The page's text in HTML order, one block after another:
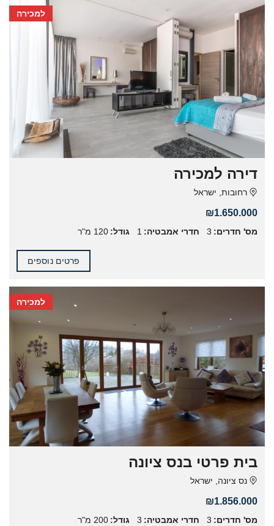
למכירה
דירה למכירה
רחובות, ישראל
₪1.650.000
מס' חדרים: 3 חדרי אמבטיה: 1 גודל: 120 מ"ר
פרטים נוספים
למכירה
בית פרטי בנס ציונה
נס ציונה, ישראל
₪1.856.000
מס' חדרים: 3 חדרי אמבטיה: 3 גודל: 200 מ"ר